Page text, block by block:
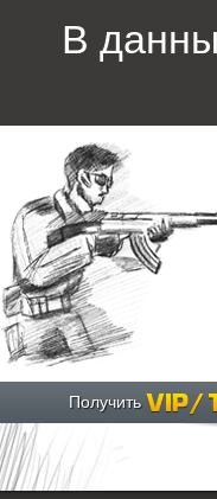
В
Получить